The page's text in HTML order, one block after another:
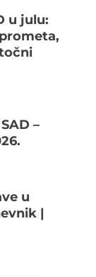
u julu:
–
u
|